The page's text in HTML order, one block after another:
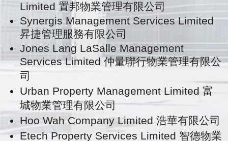
Limited 置邦物業管理有限公司
Synergis Management Services Limited
昇捷管理服務有限公司
Jones Lang LaSalle Management
Services Limited 仲量聯行物業管理有限公
司
Urban Property Management Limited 富
城物業管理有限公司
Hoo Wah Company Limited 浩華有限公司
Etech Property Services Limited 智德物業